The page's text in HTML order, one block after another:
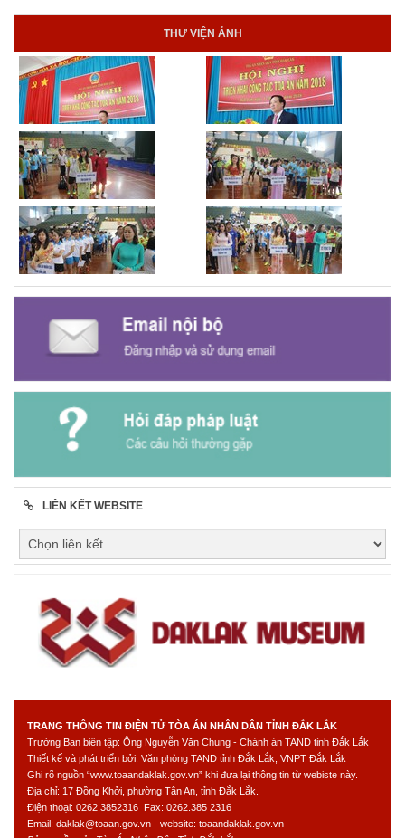
THƯ VIỆN ẢNH
LIÊN KẾT WEBSITE
TRANG THÔNG TIN ĐIỆN TỬ TÒA ÁN NHÂN DÂN TỈNH ĐẮK LẮK
Trưởng Ban biên tập: Ông Nguyễn Văn Chung - Chánh án TAND tỉnh Đắk Lắk
Thiết kế và phát triển bởi: Văn phòng TAND tỉnh Đắk Lắk, VNPT Đắk Lắk
Ghi rõ nguồn “www.toaandaklak.gov.vn” khi đưa lại thông tin từ webiste này.
Địa chỉ: 17 Đồng Khởi, phường Tân An, tỉnh Đắk Lắk.
Điện thoại: 0262.3852316 Fax: 0262.385 2316
Email: daklak@toaan.gov.vn - website: toaandaklak.gov.vn